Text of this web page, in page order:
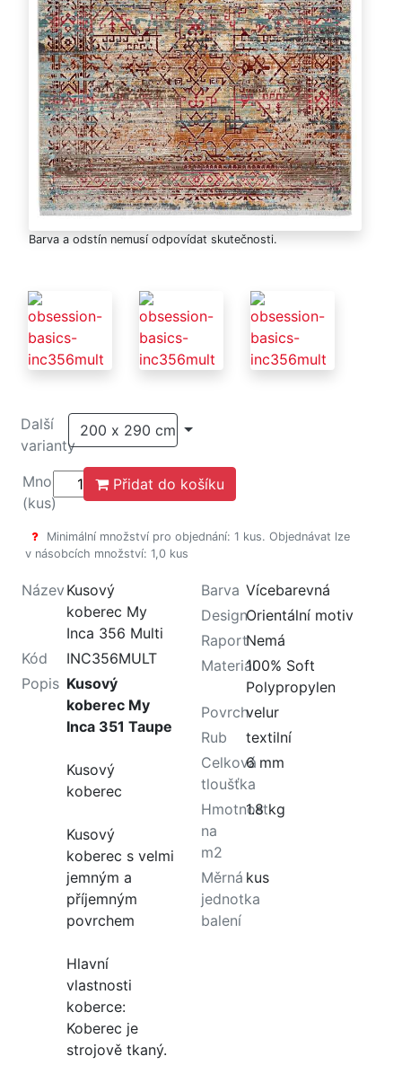
Barva a odstín nemusí odpovídat skutečnosti.
Další
varianty
200 x 290 cm
Množství
(kus)
Přidat do košíku
Minimální množství pro objednání: 1 kus. Objednávat lze
v násobcích množství: 1,0 kus
Název Kusový
koberec My
Inca 356 Multi
Kód
INC356MULT
Popis Kusový
koberec My
Inca 351 Taupe
Kusový
koberec
Kusový
koberec s velmi
jemným a
příjemným
povrchem
Hlavní
vlastnosti
koberce:
Koberec je
strojově tkaný.
Barva Vícebarevná
DesignOrientální motiv
RaportNemá
Materiál100% Soft
Polypropylen
Povrchvelur
Rub
textilní
Celková
tloušťka
6 mm
Hmotnost
na
m2
1.8 kg
Měrná
jednotka
balení
kus